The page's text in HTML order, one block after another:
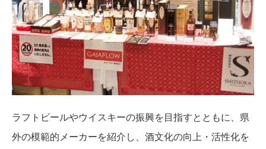
ラフトビールやウイスキーの振興を目指すとともに、県
外の模範的メーカーを紹介し、酒文化の向上・活性化を